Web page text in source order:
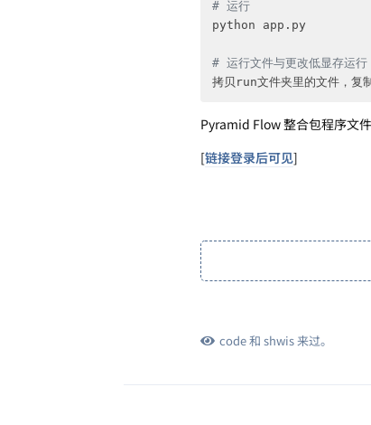
# 运行
python app.py
# 运行文件与更改低显存运行
拷贝run文件夹里的文件，复
Pyramid Flow 整合包程序文
[链接登录后可见]
code和 shwis来过。